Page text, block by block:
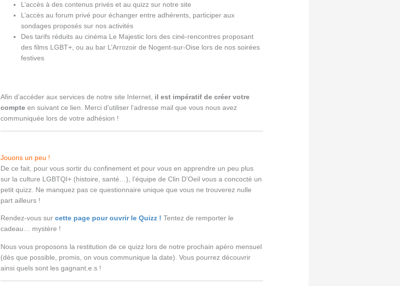
L’accès à des contenus privés et au quizz sur notre site
L’accès au forum privé pour échanger entre adhérents, participer aux
sondages proposés sur nos activités
Des tarifs réduits au cinéma Le Majestic lors des ciné-rencontres proposant
des films LGBT+, ou au bar L’Arrozoir de Nogent-sur-Oise lors de nos soirées
festives
Afin d’accéder aux services de notre site Internet, il est impératif de créer votre
compte en suivant ce lien. Merci d’utiliser l’adresse mail que vous nous avez
communiquée lors de votre adhésion !
Jouons un peu !
De ce fait, pour vous sortir du confinement et pour vous en apprendre un peu plus
sur la culture LGBTQI+ (histoire, santé…), l’équipe de Clin D’Oeil vous a concocté un
petit quizz. Ne manquez pas ce questionnaire unique que vous ne trouverez nulle
part ailleurs !
Rendez-vous surcette page pour ouvrir le Quizz ! Tentez de remporter le
cadeau… mystère !
Nous vous proposons la restitution de ce quizz lors de notre prochain apéro mensuel
(dès que possible, promis, on vous communique la date). Vous pourrez découvrir
ainsi quels sont les gagnant.e.s !